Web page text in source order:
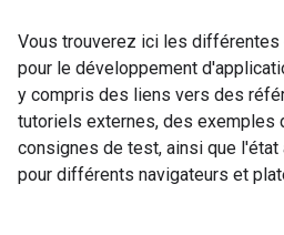
Vous trouverez ici les
pour le développement
y compris des liens vers des
tutoriels externes, des exemples
consignes de test, ainsi que
pour différents navigateurs et